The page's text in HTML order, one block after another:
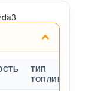
ТИП
ТОПЛИВА